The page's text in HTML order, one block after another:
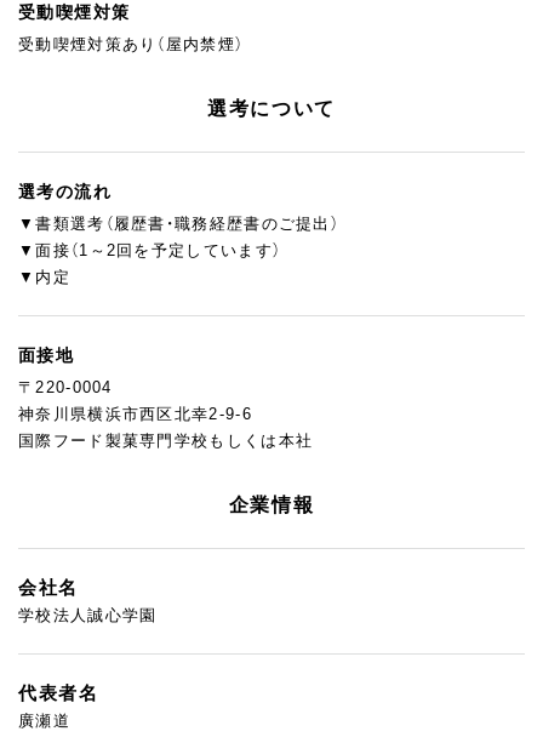
受動喫煙対策
受動喫煙対策あり（屋内禁煙）
選考について
選考の流れ
▼書類選考（履歴書・職務経歴書のご提出）
▼面接（1～2回を予定しています）
▼内定
面接地
〒220-0004
神奈川県横浜市西区北幸2-9-6
国際フード製菓専門学校もしくは本社
企業情報
会社名
学校法人誠心学園
代表者名
廣瀬道